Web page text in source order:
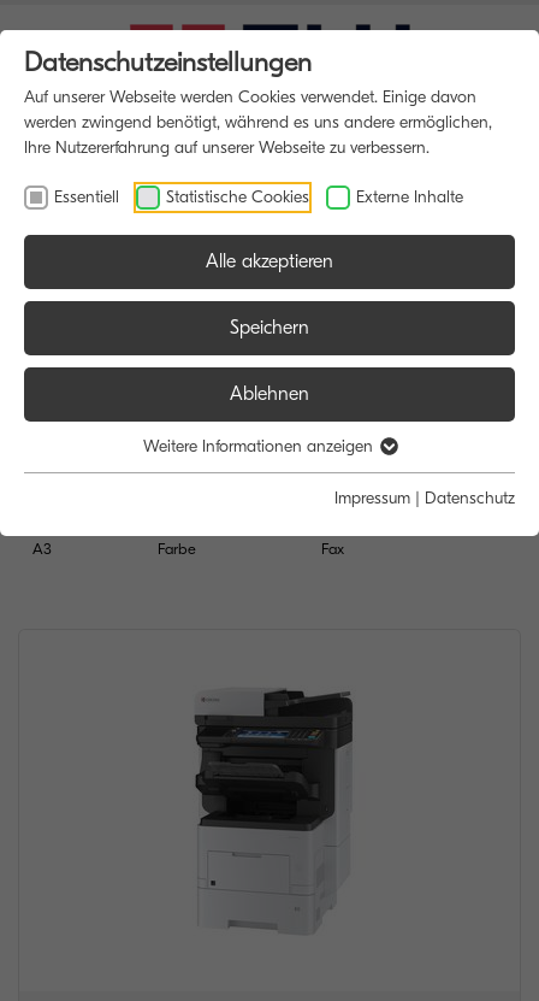
A3 Farbe
Funktion:
Scan
Fax
Datenschutzeinstellungen
Auf unserer Webseite werden Cookies verwendet. Einige davon
werden zwingend benötigt, während es uns andere ermöglichen,
Ihre Nutzererfahrung auf unserer Webseite zu verbessern.
Essentiell Statistische Cookies Externe Inhalte
Alle akzeptieren
Speichern
Ablehnen
Weitere Informationen anzeigen
Impressum | Datenschutz